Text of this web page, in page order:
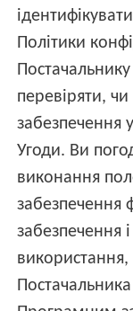
Політики
перевіряти,
забезпечення
Угоди. Ви
виконання
забезпечення
забезпечення
використання,